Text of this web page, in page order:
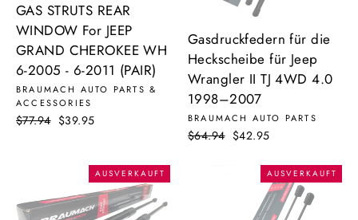
GAS STRUTS REAR
WINDOW For JEEP
GRAND CHEROKEE WH
6-2005 - 6-2011 (PAIR)
BRAUMACH AUTO PARTS &
ACCESSORIES
Normaler
$77.94 Sonderpreis
$39.95
Gasdruckfedern für die
Heckscheibe für Jeep
Wrangler II TJ 4WD 4.0
1998–2007
BRAUMACH AUTO PARTS
Normaler
$64.94 Sonderpreis
$42.95
AUSVERKAUFT AUSVERKAUFT